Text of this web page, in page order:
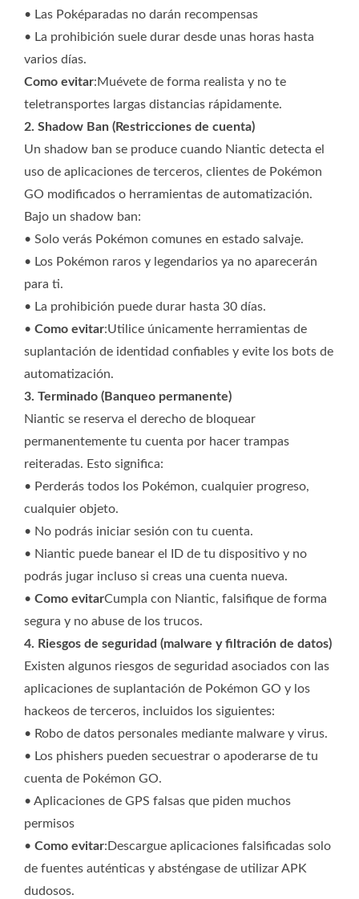
• Las Poképaradas no darán recompensas
• La prohibición suele durar desde unas horas hasta
varios días.
Como evitar:Muévete de forma realista y no te
teletransportes largas distancias rápidamente.
2. Shadow Ban (Restricciones de cuenta)
Un shadow ban se produce cuando Niantic detecta el
uso de aplicaciones de terceros, clientes de Pokémon
GO modificados o herramientas de automatización.
Bajo un shadow ban:
• Solo verás Pokémon comunes en estado salvaje.
• Los Pokémon raros y legendarios ya no aparecerán
para ti.
• La prohibición puede durar hasta 30 días.
• Como evitar:Utilice únicamente herramientas de
suplantación de identidad confiables y evite los bots de
automatización.
3. Terminado (Banqueo permanente)
Niantic se reserva el derecho de bloquear
permanentemente tu cuenta por hacer trampas
reiteradas. Esto significa:
• Perderás todos los Pokémon, cualquier progreso,
cualquier objeto.
• No podrás iniciar sesión con tu cuenta.
• Niantic puede banear el ID de tu dispositivo y no
podrás jugar incluso si creas una cuenta nueva.
• Como evitarCumpla con Niantic, falsifique de forma
segura y no abuse de los trucos.
4. Riesgos de seguridad (malware y filtración de datos)
Existen algunos riesgos de seguridad asociados con las
aplicaciones de suplantación de Pokémon GO y los
hackeos de terceros, incluidos los siguientes:
• Robo de datos personales mediante malware y virus.
• Los phishers pueden secuestrar o apoderarse de tu
cuenta de Pokémon GO.
• Aplicaciones de GPS falsas que piden muchos
permisos
• Como evitar:Descargue aplicaciones falsificadas solo
de fuentes auténticas y absténgase de utilizar APK
dudosos.